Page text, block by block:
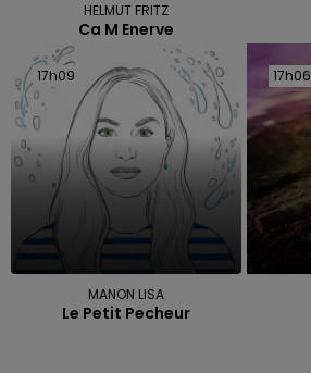
HELMUT FRITZ
Ca M Enerve
17h09
17h09
MANON LISA
Le Petit Pecheur
17h06
17h06